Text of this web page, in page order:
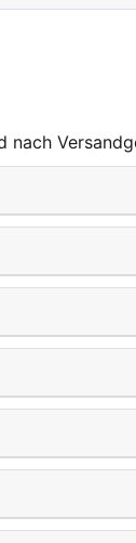
nach